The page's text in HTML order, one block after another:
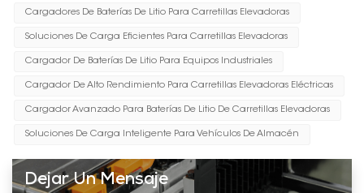
Cargadores De Baterías De Litio Para Carretillas Elevadoras
Soluciones De Carga Eficientes Para Carretillas Elevadoras
Cargador De Baterías De Litio Para Equipos Industriales
Cargador De Alto Rendimiento Para Carretillas Elevadoras Eléctricas
Cargador Avanzado Para Baterías De Litio De Carretillas Elevadoras
Soluciones De Carga Inteligente Para Vehículos De Almacén
Dejar Un Mensaje